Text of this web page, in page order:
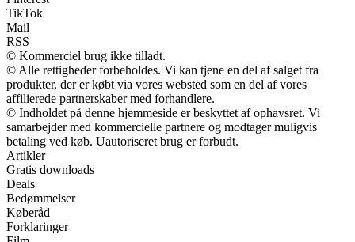
TikTok
Mail
RSS
© Kommerciel brug ikke tilladt.
© Alle rettigheder forbeholdes. Vi kan tjene en del af salget fra
produkter, der er købt via vores websted som en del af vores
affilierede partnerskaber med forhandlere.
© Indholdet på denne hjemmeside er beskyttet af ophavsret. Vi
samarbejder med kommercielle partnere og modtager muligvis
betaling ved køb. Uautoriseret brug er forbudt.
Artikler
Gratis downloads
Deals
Bedømmelser
Køberåd
Forklaringer